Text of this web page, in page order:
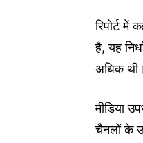
रिपोर्ट में
है, यह
अधिक
मीडिया
चैनलों के